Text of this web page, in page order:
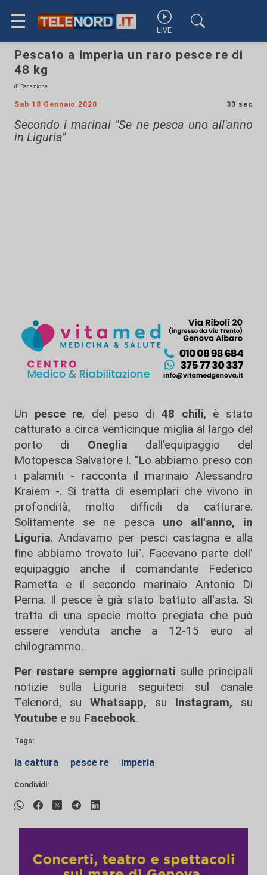
☰ LIVE
Pescato a Imperia un raro pesce re di
48 kg
di Redazione
Sab 18 Gennaio 2020 33 sec
Secondo i marinai "Se ne pesca uno all'anno
in Liguria"
Un pesce re, del peso di48 chili, è stato
catturato a circa venticinque miglia al largo del
porto di Oneglia dall'equipaggio del
Motopesca Salvatore I. "Lo abbiamo preso con
i palamiti - racconta il marinaio Alessandro
Kraiem -. Si tratta di esemplari che vivono in
profondità, molto difficili da catturare.
Solitamente se ne pesca uno all'anno, in
Liguria. Andavamo per pesci castagna e alla
fine abbiamo trovato lui". Facevano parte dell'
equipaggio anche il comandante Federico
Rametta e il secondo marinaio Antonio Di
Perna. Il pesce è già stato battuto all'asta. Si
tratta di una specie molto pregiata che può
essere venduta anche a 12-15 euro al
chilogrammo.
Per restare sempre aggiornati sulle principali
notizie sulla Liguria seguiteci sul canale
Telenord, su
Whatsapp, su Instagram, su
Youtube e su Facebook.
Tags:
la cattura pesce re imperia
Condividi: